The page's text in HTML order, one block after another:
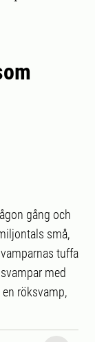
gång och
små,
tuffa
med
röksvamp,